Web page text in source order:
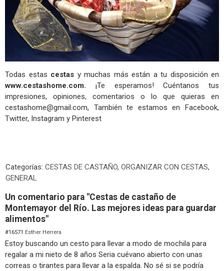
Todas estas cestas y muchas más están a tu disposición en
www.cestashome.com. ¡Te esperamos! Cuéntanos tus
impresiones, opiniones, comentarios o lo que quieras en
cestashome@gmail.com, También te estamos en Facebook,
Twitter, Instagram y Pinterest
Categorías: CESTAS DE CASTAÑO, ORGANIZAR CON CESTAS,
GENERAL
Un comentario para "Cestas de castaño de
Montemayor del Río. Las mejores ideas para guardar
alimentos"
#16571 Esther Herrera
Estoy buscando un cesto para llevar a modo de mochila para
regalar a mi nieto de 8 años Seria cuévano abierto con unas
correas o tirantes para llevar a la espalda. No sé si se podría